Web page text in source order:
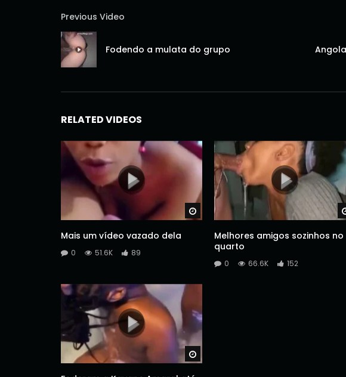
Previous Video
Fodendo a mulata do grupo
RELATED VIDEOS
Watch Later
Mais um vídeo vazado dela
0 51.6K 89
Melhores amigos sozinhos no
quarto
0 66.6K 152